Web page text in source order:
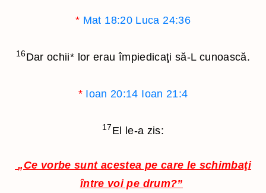
* Mat 18:20 Luca 24:36
16Dar ochii* lor erau împiedicaţi să-L cunoască.
* Ioan 20:14 Ioan 21:4
17 El le-a zis:
„Ce vorbe sunt acestea pe care le schimbaţi
între voi pe drum?”